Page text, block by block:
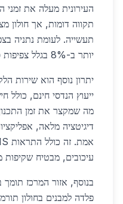
העירונית מעלה את זמני
תקווה דומות, אך חולון
תעשייה. לעומת נתניה
יותר ב-8% בגלל צפיפות ספקים גבוהה יותר.
יתרון נוסף הוא שירות
דיגיטציה מלאה,
עיכובים, מבטיח שקיפות
בנוסף, אזור המרכז
פלדה למבנים בחולון